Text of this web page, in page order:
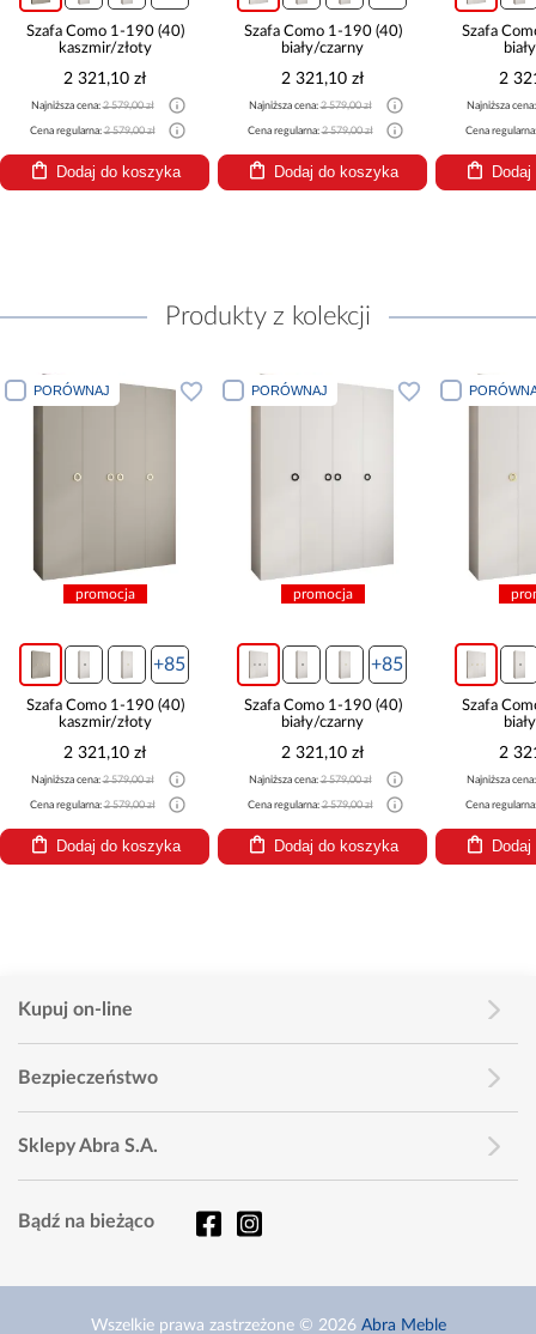
Szafa Como 1-190 (40)
kaszmir/złoty
2 321,10 zł
Najniższa cena:2 579,00 zł
Cena regularna:2 579,00 zł
Dodaj do koszyka
Szafa Como 1-190 (40)
biały/czarny
2 321,10 zł
Najniższa cena:2 579,00 zł
Cena regularna:2 579,00 zł
Dodaj do koszyka
Szafa
2
Najniższa
Cena
Produkty z kolekcji
PORÓWNAJ
promocja
+85
Szafa Como 1-190 (40)
kaszmir/złoty
2 321,10 zł
Najniższa cena:2 579,00 zł
Cena regularna:2 579,00 zł
Dodaj do koszyka
PORÓWNAJ
promocja
+85
Szafa Como 1-190 (40)
biały/czarny
2 321,10 zł
Najniższa cena:2 579,00 zł
Cena regularna:2 579,00 zł
Dodaj do koszyka
Szafa
2
Najniższa
Cena
Kupuj on-line
Bezpieczeństwo
Sklepy Abra S.A.
Bądź na bieżąco
Wszelkie prawa zastrzeżone © 2026 Abra Meble